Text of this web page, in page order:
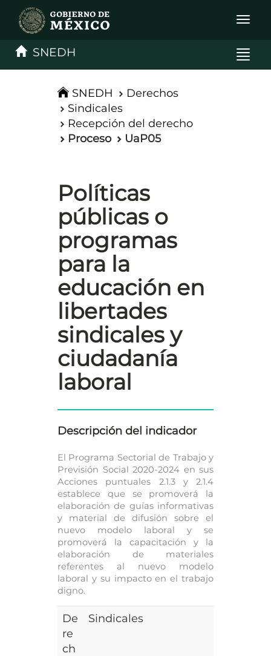
de
SNEDH
SNEDH
Derechos
Sindicales
Recepción del derecho
Proceso
UaP05
Políticas
públicas o
programas
para la
educación en
libertades
sindicales y
ciudadanía
laboral
Descripción del indicador
El Programa Sectorial de Trabajo y
Previsión Social 2020-2024 en sus
Acciones puntuales 2.1.3 y 2.1.4
establece que se promoverá la
elaboración de guías informativas
y material de difusión sobre el
nuevo modelo laboral y se
promoverá la capacitación y la
elaboración de materiales
referentes al nuevo modelo
laboral y su impacto en el trabajo
digno.
De
re
ch
Sindicales